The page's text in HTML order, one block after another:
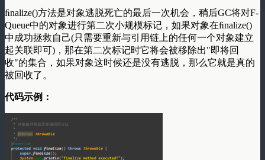
ﬁnalize()方法是对象逃脱死亡的最后一次机会，稍后GC将对F-
Queue中的对象进行第二次小规模标记，如果对象在ﬁnalize()
中成功拯救自己(只需要重新与引用链上的任何一个对象建立
起关联即可)，那在第二次标记时它将会被移除出"即将回
收"的集合，如果对象这时候还是没有逃脱，那么它就是真的
被回收了。
代码示例：